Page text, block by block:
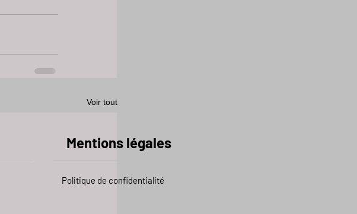
Voir tout
Mentions légales
Politique de confidentialité